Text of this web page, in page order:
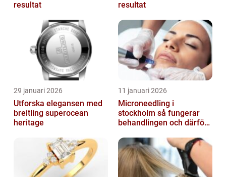
resultat
resultat
29 januari 2026
Utforska elegansen med
breitling superocean
heritage
11 januari 2026
Microneedling i
stockholm så fungerar
behandlingen och därför